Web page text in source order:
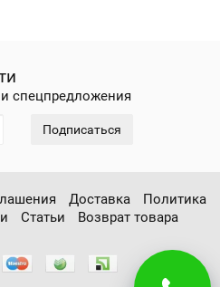
спецпредложения
Подписаться
Доставка
Политика
Статьи Возврат товара